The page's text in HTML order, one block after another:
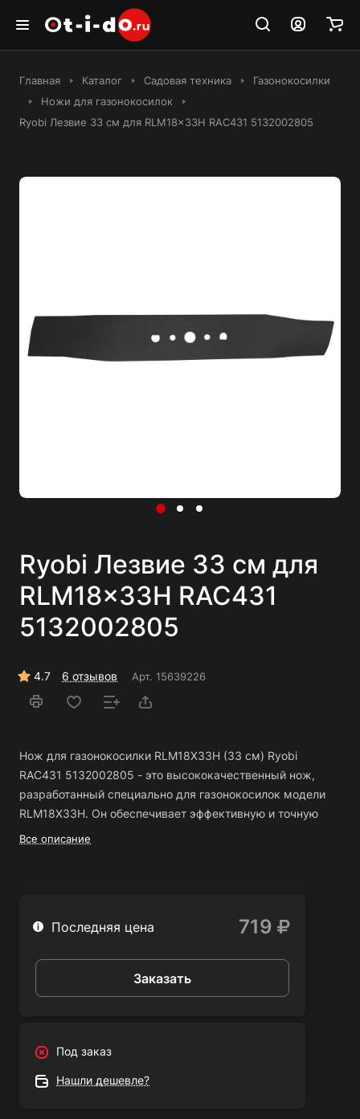
Главная Каталог Садовая техника
Газонокосилки
Ножи для газонокосилок
Ryobi Лезвие 33 см для RLM18x33H RAC431 5132002805
Ryobi Лезвие 33 см для
RLM18x33H RAC431
5132002805
4.7 6 отзывов Арт. 15639226
Нож для газонокосилки RLM18X33H (33 см) Ryobi
RAC431 5132002805 - это высококачественный нож,
разработанный специально для газонокосилок модели
RLM18X33H. Он обеспечивает эффективную и точную
работу при кошении газона.
качественного материала, который обеспечивает его
Острота - нож имеет острую заточку, благодаря чему
он легко проникает в траву и обеспечивает ровный и
шириной скашивания 33 см, что делает его
универсальным и подходящим для большинства
Все описание
Последняя цена 719
Заказать
Под заказ
Нашли дешевле?